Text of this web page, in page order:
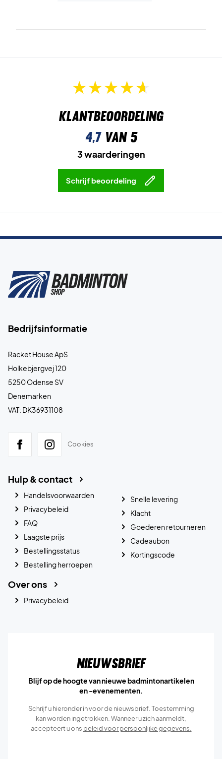
Klantbeoordeling
4,7van 5
3 waarderingen
Schrijf beoordeling
Bedrijfsinformatie
Racket House ApS
Holkebjergvej 120
5250 Odense SV
Denemarken
VAT: DK36931108
Cookies
Hulp & contact
Handelsvoorwaarden
Privacybeleid
FAQ
Laagste prijs
Bestellingsstatus
Bestelling herroepen
Snelle levering
Klacht
Goederen retourneren
Cadeaubon
Kortingscode
Over ons
Privacybeleid
Nieuwsbrief
Blijf op de hoogte van nieuwe badmintonartikelen
en -evenementen.
Schrijf u hieronder in voor de nieuwsbrief. Toestemming
kan worden ingetrokken. Wanneer u zich aanmeldt,
accepteert u ons beleid voor persoonlijke gegevens.